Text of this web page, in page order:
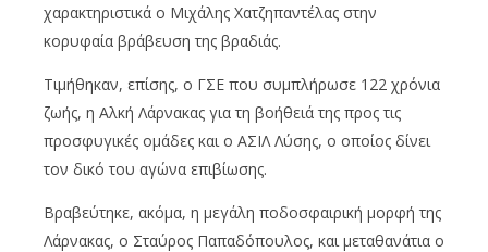
χαρακτηριστικά ο Μιχάλης Χατζηπαντέλας στην
κορυφαία βράβευση της βραδιάς.
Τιμήθηκαν, επίσης, ο ΓΣΕ που συμπλήρωσε 122 χρόνια
ζωής, η Αλκή Λάρνακας για τη βοήθειά της προς τις
προσφυγικές ομάδες και ο ΑΣΙΛ Λύσης, ο οποίος δίνει
τον δικό του αγώνα επιβίωσης.
Βραβεύτηκε, ακόμα, η μεγάλη ποδοσφαιρική μορφή της
Λάρνακας, ο Σταύρος Παπαδόπουλος, και μεταθανάτια ο